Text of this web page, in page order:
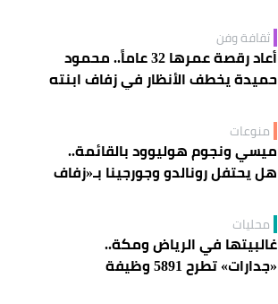
ثقافة وفن
أعاد رقصة عمرها 32 عاماً.. محمود
حميدة يخطف الأنظار في زفاف ابنته
منوعات
ميسي ونجوم هوليوود بالقائمة..
هل يحتفل رونالدو وجورجينا بـ«زفاف
محليات
غالبيتها في الرياض ومكة..
«جدارات» تطرح 5891 وظيفة